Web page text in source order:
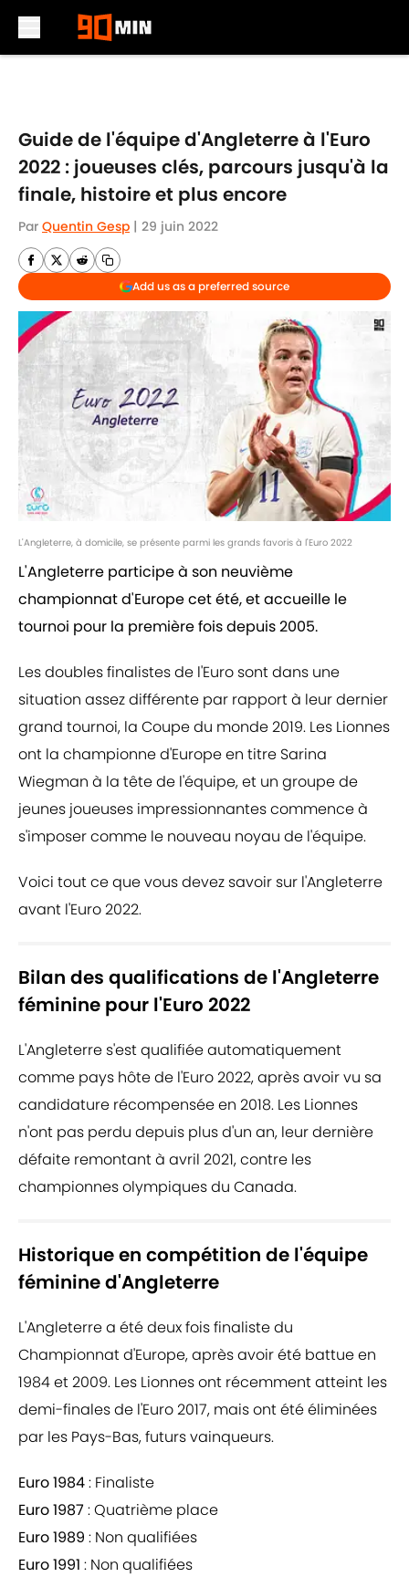
Guide de l'équipe d'Angleterre à l'Euro
2022 : joueuses clés, parcours jusqu'à la
finale, histoire et plus encore
Par Quentin Gesp | 29 juin 2022
Add us as a preferred source
L'Angleterre, à domicile, se présente parmi les grands favoris à l'Euro 2022
L'Angleterre participe à son neuvième
championnat d'Europe cet été, et accueille le
tournoi pour la première fois depuis 2005.
Les doubles finalistes de l'Euro sont dans une
situation assez différente par rapport à leur dernier
grand tournoi, la Coupe du monde 2019. Les Lionnes
ont la championne d'Europe en titre Sarina
Wiegman à la tête de l'équipe, et un groupe de
jeunes joueuses impressionnantes commence à
s'imposer comme le nouveau noyau de l'équipe.
Voici tout ce que vous devez savoir sur l'Angleterre
avant l'Euro 2022.
Bilan des qualifications de l'Angleterre
féminine pour l'Euro 2022
L'Angleterre s'est qualifiée automatiquement
comme pays hôte de l'Euro 2022, après avoir vu sa
candidature récompensée en 2018. Les Lionnes
n'ont pas perdu depuis plus d'un an, leur dernière
défaite remontant à avril 2021, contre les
championnes olympiques du Canada.
Historique en compétition de l'équipe
féminine d'Angleterre
L'Angleterre a été deux fois finaliste du
Championnat d'Europe, après avoir été battue en
1984 et 2009. Les Lionnes ont récemment atteint les
demi-finales de l'Euro 2017, mais ont été éliminées
par les Pays-Bas, futurs vainqueurs.
Euro 1984: Finaliste
Euro 1987 : Quatrième place
Euro 1989 : Non qualifiées
Euro 1991 : Non qualifiées